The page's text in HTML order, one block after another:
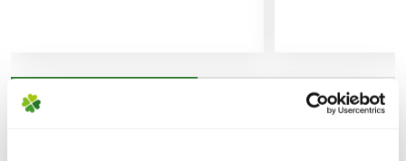
gedeihen, sollte versucht werden die